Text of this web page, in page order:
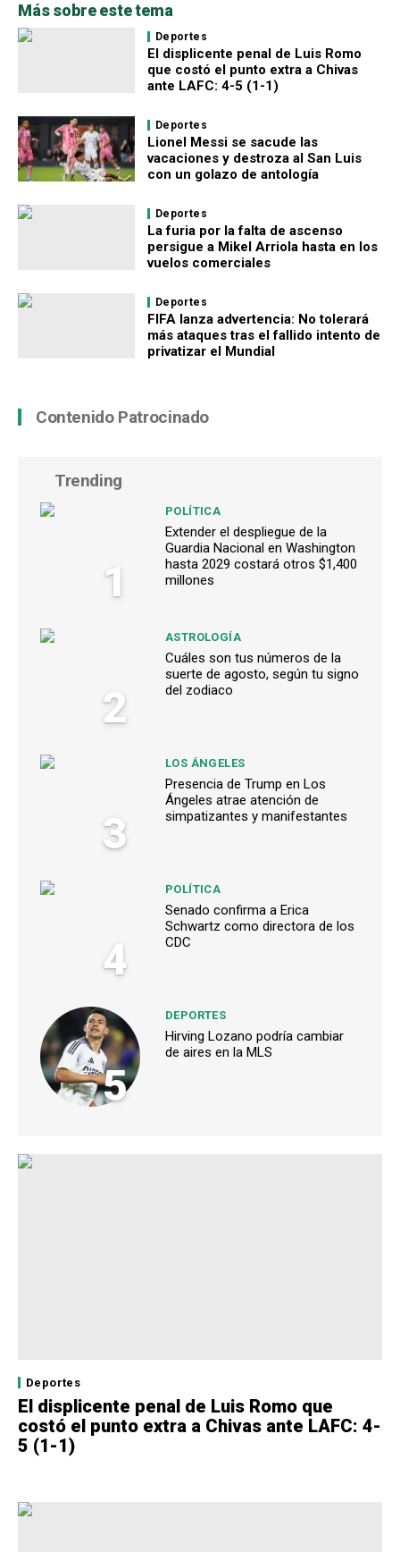
Más sobre este tema
Deportes
El displicente penal de Luis Romo
que costó el punto extra a Chivas
ante LAFC: 4-5 (1-1)
Deportes
Lionel Messi se sacude las
vacaciones y destroza al San Luis
con un golazo de antología
Deportes
La furia por la falta de ascenso
persigue a Mikel Arriola hasta en los
vuelos comerciales
Deportes
FIFA lanza advertencia: No tolerará
más ataques tras el fallido intento de
privatizar el Mundial
Contenido Patrocinado
Trending
1
POLÍTICA
Extender el despliegue de la
Guardia Nacional en Washington
hasta 2029 costará otros $1,400
millones
2
ASTROLOGÍA
Cuáles son tus números de la
suerte de agosto, según tu signo
del zodiaco
3
LOS ÁNGELES
Presencia de Trump en Los
Ángeles atrae atención de
simpatizantes y manifestantes
4
POLÍTICA
Senado confirma a Erica
Schwartz como directora de los
CDC
5
DEPORTES
Hirving Lozano podría cambiar
de aires en la MLS
Deportes
El displicente penal de Luis Romo que
costó el punto extra a Chivas ante LAFC: 4-
5 (1-1)